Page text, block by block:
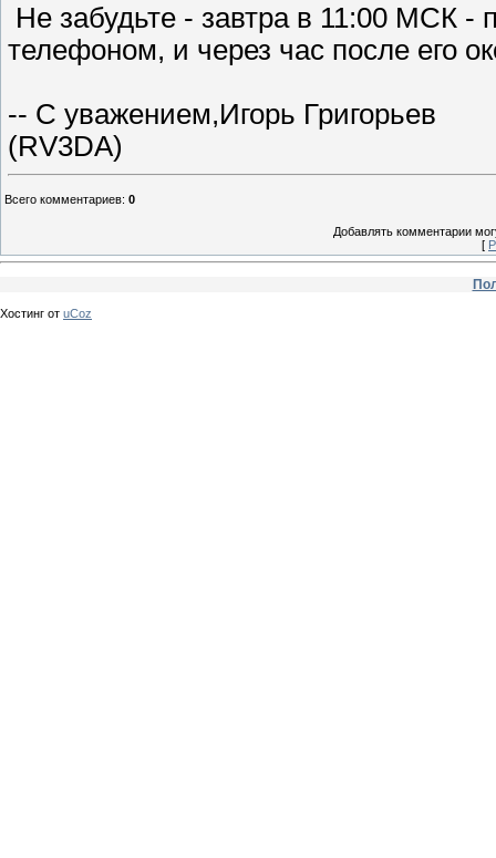
Не забудьте - завтра в 11:00 МСК -
телефоном, и через час после его
-- С уважением,Игорь Григорьев
(RV3DA)
Всего комментариев: 0
Добавлять комментарии
[
Хостинг от uCoz